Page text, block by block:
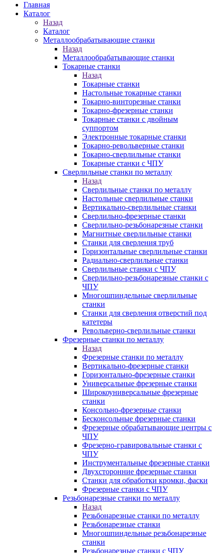
Главная
Каталог
Назад
Каталог
Металлообрабатывающие станки
Назад
Металлообрабатывающие станки
Токарные станки
Назад
Токарные станки
Настольные токарные станки
Токарно-винторезные станки
Токарно-фрезерные станки
Токарные станки с двойным
суппортом
Электронные токарные станки
Токарно-револьверные станки
Токарно-сверлильные станки
Токарные станки с ЧПУ
Сверлильные станки по металлу
Назад
Сверлильные станки по металлу
Настольные сверлильные станки
Вертикально-сверлильные станки
Сверлильно-фрезерные станки
Сверлильно-резьбонарезные станки
Магнитные сверлильные станки
Станки для сверления труб
Горизонтальные сверлильные станки
Радиально-сверлильные станки
Сверлильные станки с ЧПУ
Сверлильно-резьбонарезные станки с
ЧПУ
Многошпиндельные сверлильные
станки
Станки для сверления отверстий под
катетеры
Револьверно-сверлильные станки
Фрезерные станки по металлу
Назад
Фрезерные станки по металлу
Вертикально-фрезерные станки
Горизонтально-фрезерные станки
Универсальные фрезерные станки
Широкоуниверсальные фрезерные
станки
Консольно-фрезерные станки
Бесконсольные фрезерные станки
Фрезерные обрабатывающие центры с
ЧПУ
Фрезерно-гравировальные станки с
ЧПУ
Инструментальные фрезерные станки
Двухсторонние фрезерные станки
Станки для обработки кромки, фаски
Фрезерные станки с ЧПУ
Резьбонарезные станки по металлу
Назад
Резьбонарезные станки по металлу
Резьбонарезные станки
Многошпиндельные резьбонарезные
станки
Резьбонарезные станки с ЧПУ